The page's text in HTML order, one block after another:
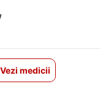
Vezi medicii